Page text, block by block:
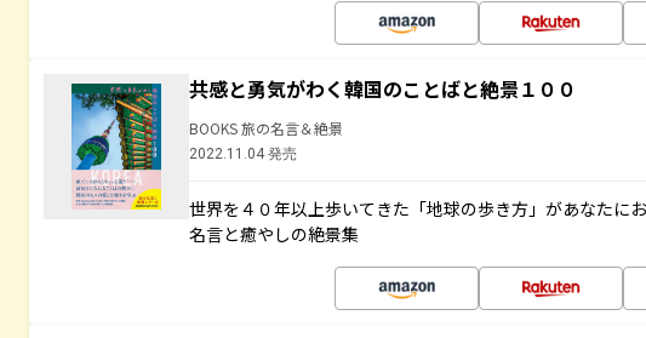
共感と勇気がわく韓国のことばと絶景１００
BOOKS 旅の名言＆絶景
2022.11.04 発売
世界を４０年以上歩いてきた「地球の歩き方」があなたに
名言と癒やしの絶景集